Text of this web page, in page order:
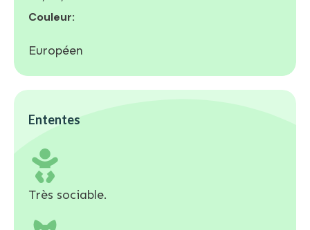
Couleur:
Européen
Ententes
Très sociable.